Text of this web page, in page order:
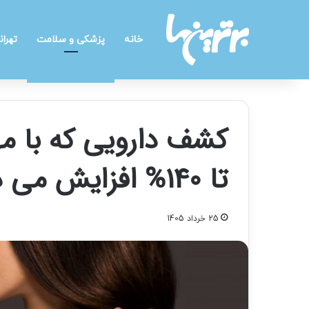
خانه پزشکی و سلامت
کشف دارویی که با
تا 140% افزایش می دهد.
25 خرداد 1405